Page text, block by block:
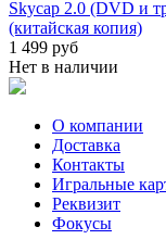
Skycap 2.0 (DVD и
(китайская копия)
1 499 руб
Нет в наличии
О компании
Доставка
Контакты
Игральные
Реквизит
Фокусы